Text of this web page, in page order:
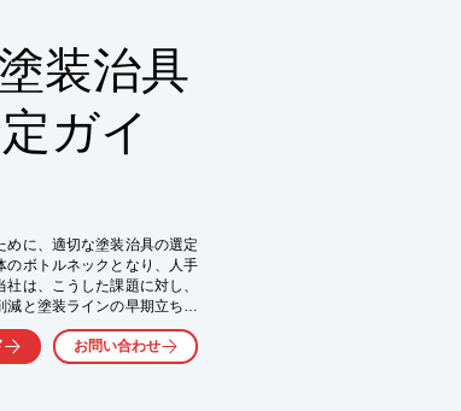
ム
装治具
ガイ
めに、適切な塗装治具の選定
のボトルネックとなり、人手
は、こうした課題に対し、
と塗装ラインの早期立ち上
お問い合わせ